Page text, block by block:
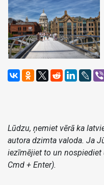
Lūdzu, ņemiet vērā ka
autora dzimta valoda. Ja
iezīmējiet to un nospiediet
Cmd + Enter).